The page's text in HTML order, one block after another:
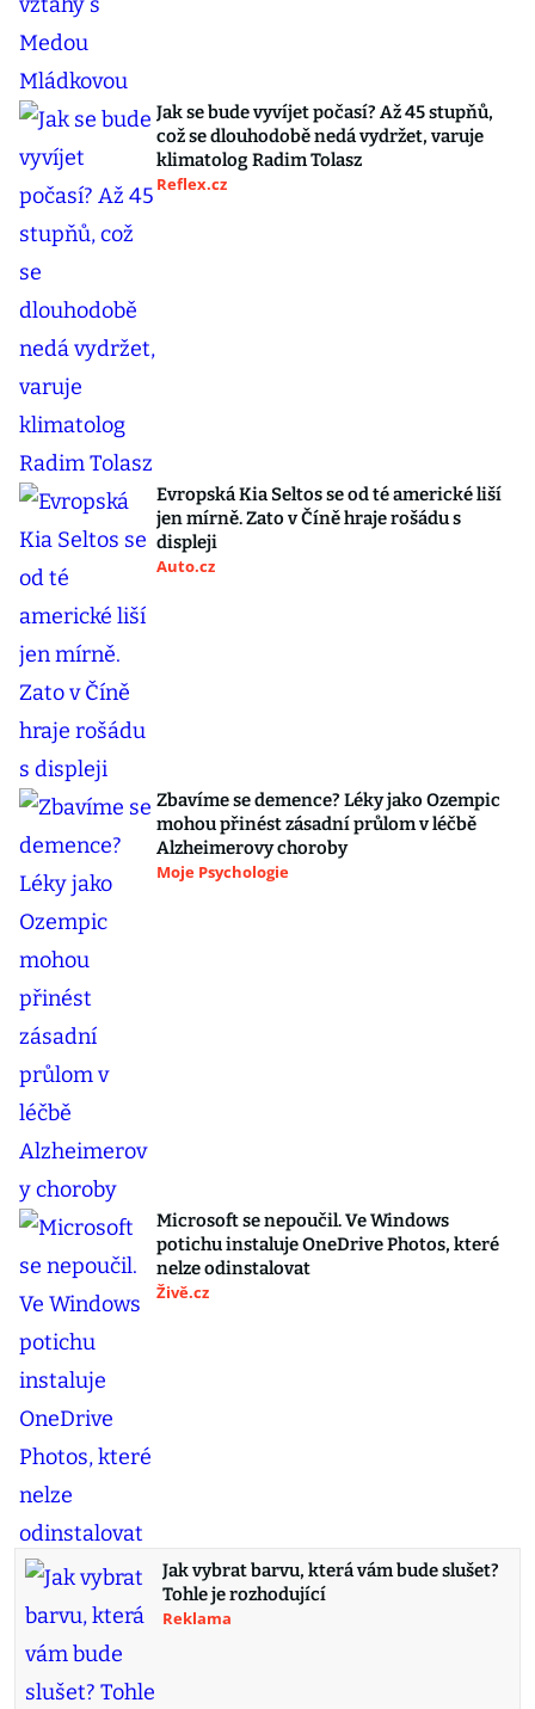
Jak se bude vyvíjet počasí? Až 45 stupňů,
což se dlouhodobě nedá vydržet, varuje
klimatolog Radim Tolasz
Reflex.cz
Evropská Kia Seltos se od té americké liší
jen mírně. Zato v Číně hraje rošádu s
displeji
Auto.cz
Zbavíme se demence? Léky jako Ozempic
mohou přinést zásadní průlom v léčbě
Alzheimerovy choroby
Moje Psychologie
Microsoft se nepoučil. Ve Windows
potichu instaluje OneDrive Photos, které
nelze odinstalovat
Živě.cz
Jak vybrat barvu, která vám bude slušet?
Tohle je rozhodující
Reklama